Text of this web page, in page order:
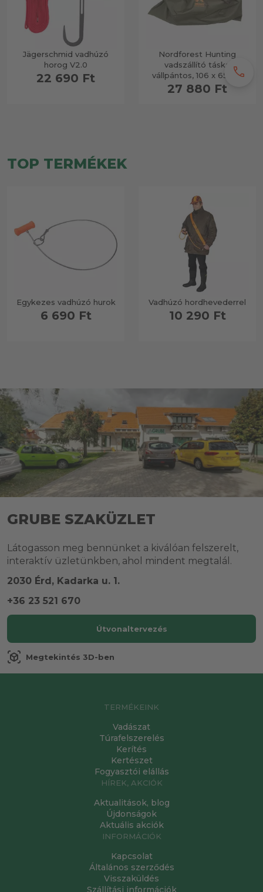
Jägerschmid vadhúzó
horog V2.0
22 690 Ft
Nordforest Hunting
vadszállító táska
vállpántos, 106 x 65 cm
27 880 Ft
TOP TERMÉKEK
Egykezes vadhúzó hurok
6 690 Ft
Vadhúzó hordhevederrel
10 290 Ft
call
GRUBE SZAKÜZLET
Látogasson meg bennünket a kiválóan felszerelt,
interaktív üzletünkben, ahol mindent megtalál.
2030 Érd, Kadarka u. 1.
+36 23 521 670
Útvonaltervezés
view_in_ar Megtekintés 3D-ben
TERMÉKEINK
Vadászat
Túrafelszerelés
Kerítés
Kertészet
Fogyasztói elállás
HÍREK, AKCIÓK
Aktualitások, blog
Újdonságok
Aktuális akciók
INFORMÁCIÓK
Kapcsolat
Általános szerződés
Visszaküldés
Szállítási információk